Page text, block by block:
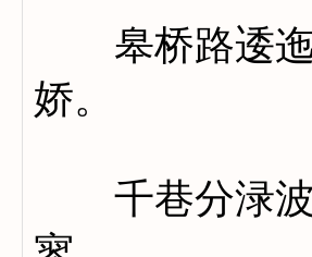
皋桥路逶迤
娇。
千巷分渌波